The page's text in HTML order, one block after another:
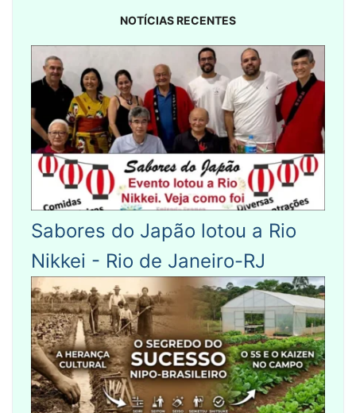
NOTÍCIAS RECENTES
Sabores do Japão lotou a Rio
Nikkei - Rio de Janeiro-RJ